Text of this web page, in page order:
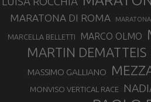
MARATONA DI ROMA
MARCELLA BELLETTI MARCO OLMO
MARTIN DEMATTEIS
MASSIMO GALLIANO
MONVISO VERTICAL RACE